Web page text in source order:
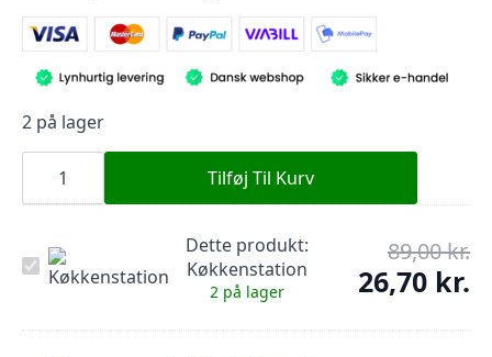
2 på lager
Køkkenstation
antal Tilføj Til Kurv
Køkkenstation
Dette produkt:
Køkkenstation
2 på lager
89,00kr.
26,70 kr.